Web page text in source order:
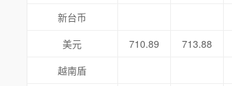
新台币
美元
710.89 713.88
越南盾